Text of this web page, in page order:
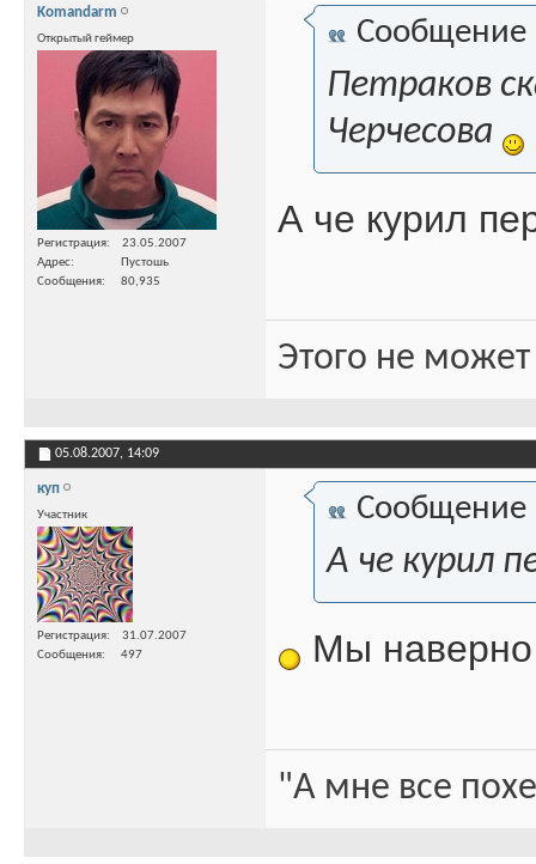
Komandarm
Открытый геймер
Регистрация
23.05.2007
Адрес
Пустошь
Сообщения
80,935
Сообщение
Петраков
Черчесова
А че курил
Этого не
05.08.2007, 14:09
куп
Участник
Регистрация
31.07.2007
Сообщения
497
Сообщение
А че курил
Мы
"А мне все